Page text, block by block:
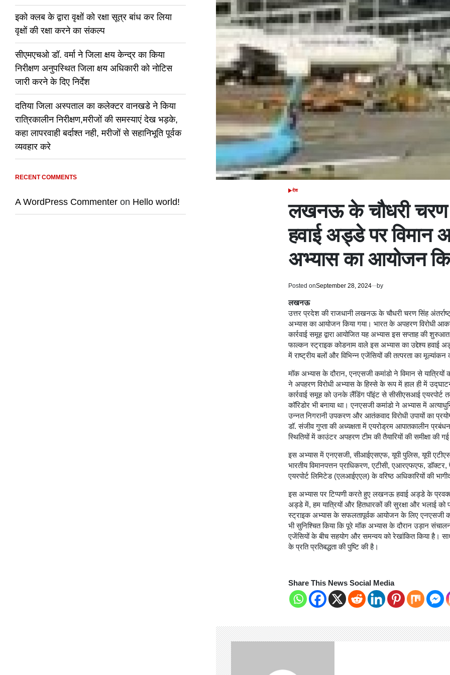
POSTED
देश
लखनऊ के चौधरी चरण
हवाई अड्डे पर विमान
अभ्यास का आयोजन
Posted onSeptember 28, 2024 by
लखनऊ
उत्तर प्रदेश की राजधानी लखनऊ के चौधरी चरण सिंह
अभ्यास का आयोजन किया गया। भारत के अपहरण विरोधी
कार्रवाई समूह द्वारा आयोजित यह अभ्यास इस सप्ताह की
फाल्कन स्ट्राइक कोडनाम वाले इस अभ्यास का उद्देश्य हवाई
में राष्ट्रीय बलों और विभिन्न एजेंसियों की तत्परता का
मॉक अभ्यास के दौरान, एनएसजी कमांडो ने विमान से
ने अपहरण विरोधी अभ्यास के हिस्से के रूप में हाल ही में
कार्रवाई समूह को उनके लैंडिंग पॉइंट से सीसीएसआई
कॉरिडोर भी बनाया था। एनएसजी कमांडो ने अभ्यास में
उन्नत निगरानी उपकरण और आतंकवाद विरोधी उपायों का
डॉ. संजीव गुप्ता की अध्यक्षता में एयरोड्रम आपातकालीन
स्थितियों में काउंटर अपहरण टीम की तैयारियों की समीक्षा की
इस अभ्यास में एनएसजी, सीआईएसएफ, यूपी पुलिस, यूपी
भारतीय विमानपत्तन प्राधिकरण, एटीसी, एआरएफएफ,
एयरपोर्ट लिमिटेड (एलआईएएल) के वरिष्ठ अधिकारियों की
इस अभ्यास पर टिप्पणी करते हुए लखनऊ हवाई अड्डे के प्रवक्ता
अड्डे में, हम यात्रियों और हितधारकों की सुरक्षा और भलाई
स्ट्राइक अभ्यास के सफलतापूर्वक आयोजन के लिए एनएसजी
भी सुनिश्चित किया कि पूरे मॉक अभ्यास के दौरान उड़ान
एजेंसियों के बीच सहयोग और समन्वय को रेखांकित किया है।
के प्रति प्रतिबद्धता की पुष्टि की है।
Share This News Social Media
इको क्लब के द्वारा वृक्षों को रक्षा सूत्र बांध कर लिया
वृक्षों की रक्षा करने का संकल्प
सीएमएचओ डॉ. वर्मा ने जिला क्षय केन्द्र का किया
निरीक्षण अनुपस्थित जिला क्षय अधिकारी को नोटिस
जारी करने के दिए निर्देश
दतिया जिला अस्पताल का कलेक्टर वानखडे ने किया
रात्रिकालीन निरीक्षण,मरीजों की समस्याएं देख भड़के,
कहा लापरवाही बर्दाश्त नही, मरीजों से सहानिभूति पूर्वक
व्यवहार करे
RECENT COMMENTS
A WordPress Commenter on Hello world!